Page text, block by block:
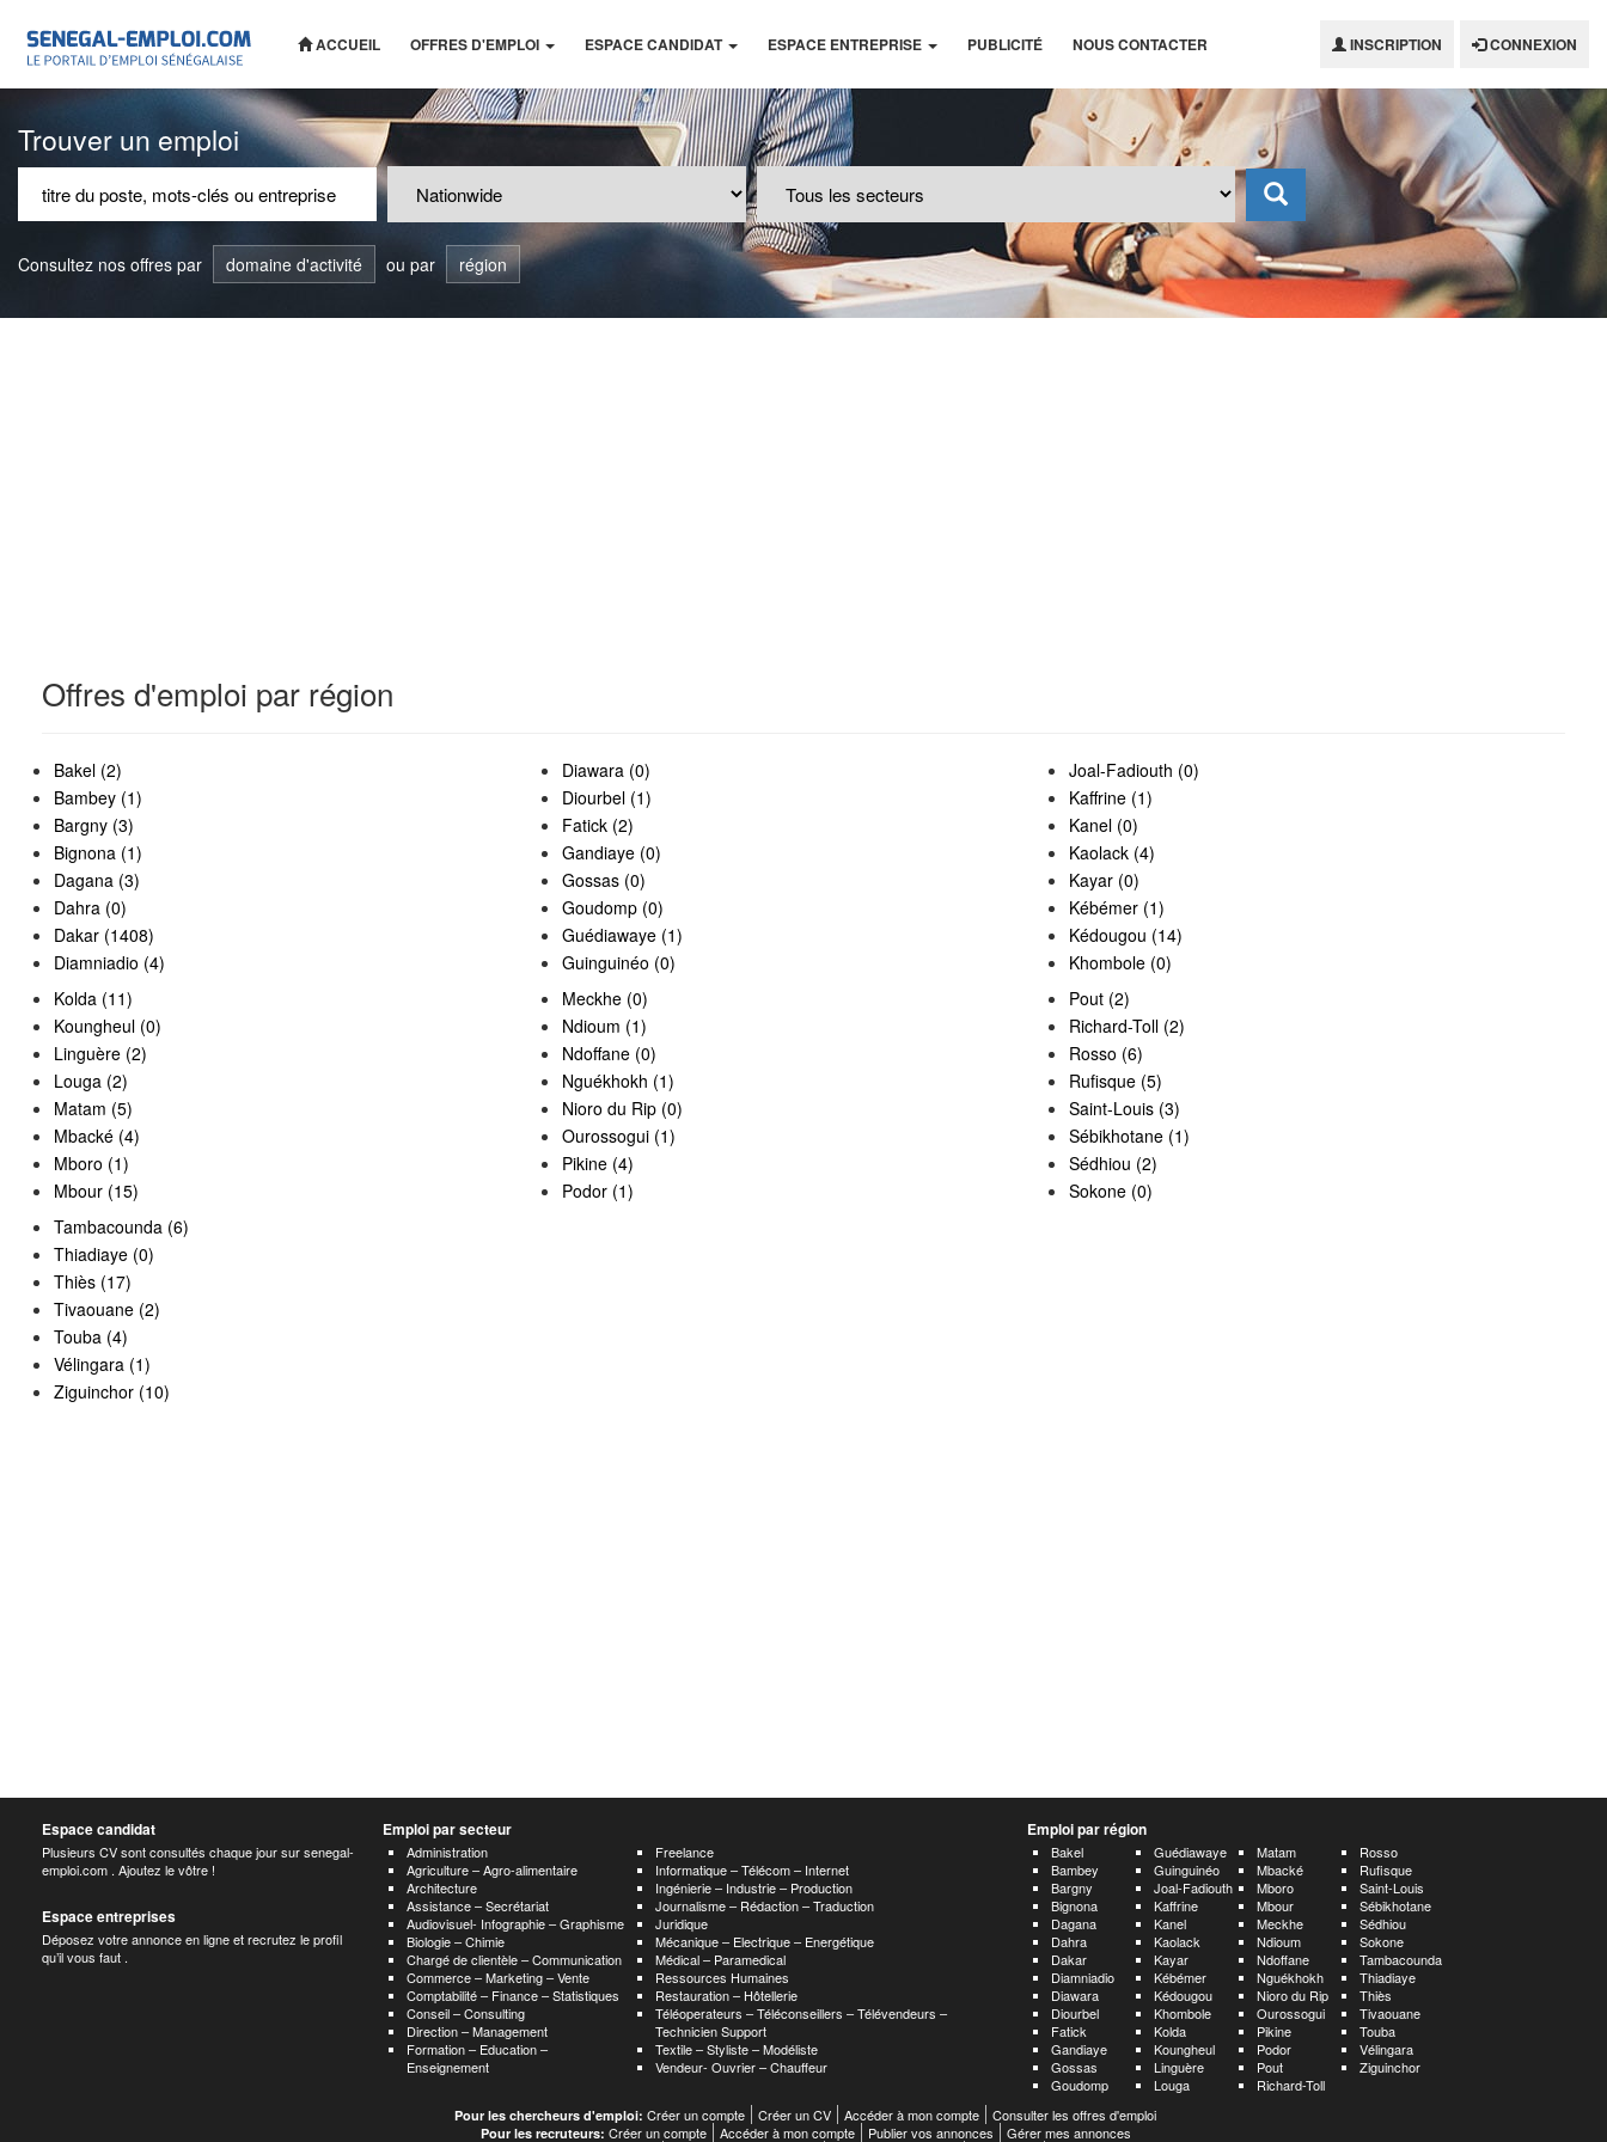
ACCUEIL OFFRES D'EMPLOI ESPACE CANDIDAT ESPACE ENTREPRISE PUBLICITÉ NOUS CONTACTER INSCRIPTION CONNEXION
Trouver un emploi
Consultez nos offres par domaine d'activité ou par région
Offres d'emploi par région
Bakel (2)
Bambey (1)
Bargny (3)
Bignona (1)
Dagana (3)
Dahra (0)
Dakar (1408)
Diamniadio (4)
Diawara (0)
Diourbel (1)
Fatick (2)
Gandiaye (0)
Gossas (0)
Goudomp (0)
Guédiawaye (1)
Guinguinéo (0)
Joal-Fadiouth (0)
Kaffrine (1)
Kanel (0)
Kaolack (4)
Kayar (0)
Kébémer (1)
Kédougou (14)
Khombole (0)
Kolda (11)
Koungheul (0)
Linguère (2)
Louga (2)
Matam (5)
Mbacké (4)
Mboro (1)
Mbour (15)
Meckhe (0)
Ndioum (1)
Ndoffane (0)
Nguékhokh (1)
Nioro du Rip (0)
Ourossogui (1)
Pikine (4)
Podor (1)
Pout (2)
Richard-Toll (2)
Rosso (6)
Rufisque (5)
Saint-Louis (3)
Sébikhotane (1)
Sédhiou (2)
Sokone (0)
Tambacounda (6)
Thiadiaye (0)
Thiès (17)
Tivaouane (2)
Touba (4)
Vélingara (1)
Ziguinchor (10)
Espace candidat
Plusieurs CV sont consultés chaque jour sur senegal-
emploi.com . Ajoutez le vôtre !
Espace entreprises
Déposez votre annonce en ligne et recrutez le profil
qu’il vous faut .
Emploi par secteur
Administration
Agriculture – Agro-alimentaire
Architecture
Assistance – Secrétariat
Audiovisuel- Infographie – Graphisme
Biologie – Chimie
Chargé de clientèle – Communication
Commerce – Marketing – Vente
Comptabilité – Finance – Statistiques
Conseil – Consulting
Direction – Management
Formation – Education –
Enseignement
Freelance
Informatique – Télécom – Internet
Ingénierie – Industrie – Production
Journalisme – Rédaction – Traduction
Juridique
Mécanique – Electrique – Energétique
Médical – Paramedical
Ressources Humaines
Restauration – Hôtellerie
Téléoperateurs – Téléconseillers – Télévendeurs –
Technicien Support
Textile – Styliste – Modéliste
Vendeur- Ouvrier – Chauffeur
Emploi par région
Bakel
Bambey
Bargny
Bignona
Dagana
Dahra
Dakar
Diamniadio
Diawara
Diourbel
Fatick
Gandiaye
Gossas
Goudomp
Guédiawaye
Guinguinéo
Joal-Fadiouth
Kaffrine
Kanel
Kaolack
Kayar
Kébémer
Kédougou
Khombole
Kolda
Koungheul
Linguère
Louga
Matam
Mbacké
Mboro
Mbour
Meckhe
Ndioum
Ndoffane
Nguékhokh
Nioro du Rip
Ourossogui
Pikine
Podor
Pout
Richard-Toll
Rosso
Rufisque
Saint-Louis
Sébikhotane
Sédhiou
Sokone
Tambacounda
Thiadiaye
Thiès
Tivaouane
Touba
Vélingara
Ziguinchor
Pour les chercheurs d'emploi: Créer un compte Créer un CV Accéder à mon compte Consulter les offres d'emploi
Pour les recruteurs: Créer un compte Accéder à mon compte Publier vos annonces
Gérer mes annonces